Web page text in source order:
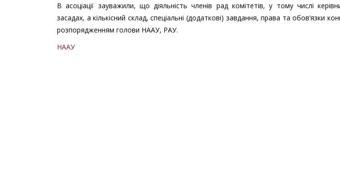
В асоціації зауважили, що діяльність членів рад комітетів, у тому числі
засадах, а кількісний склад, спеціальні (додаткові) завдання, права та обов’язки
розпорядженням голови НААУ, РАУ.
НААУ